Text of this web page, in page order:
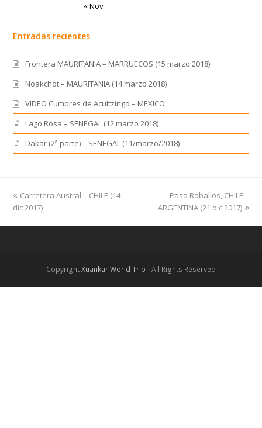
« Nov
Entradas recientes
Frontera MAURITANIA – MARRUECOS (15 marzo 2018)
Noakchot – MAURITANIA (14 marzo 2018)
VIDEO Cumbres de Acultzingo – MEXICO
Lago Rosa – SENEGAL (12 marzo 2018)
Dakar (2ª parte) – SENEGAL (11/marzo/2018)
previous
post:
Carretera Austral – CHILE (14
dic 2017)
next
post:
Paso Roballos, CHILE –
ARGENTINA (21 dic 2017)
CopyrightXuankar World Trip - All Rights Reserved